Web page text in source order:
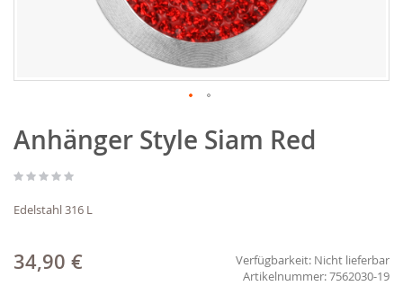
Anfang
der
springen
Anhänger Style Siam Red
Edelstahl 316 L
34,90 € Verfügbarkeit: Nicht lieferbar
7562030-19